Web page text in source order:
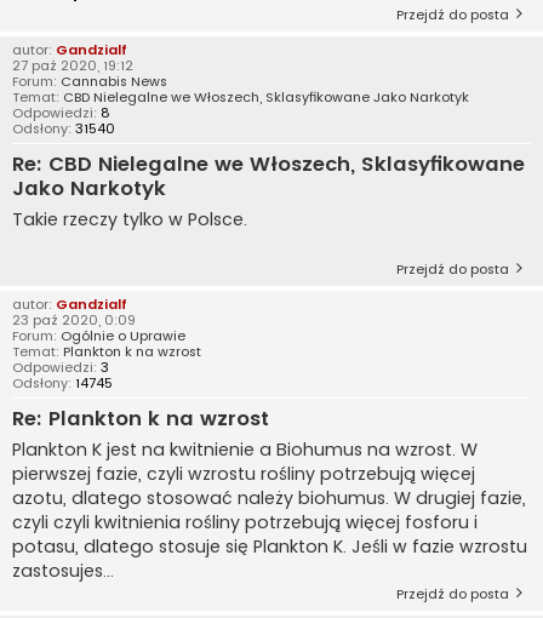
Przejdź do posta
autor: Gandzialf
27 paź 2020, 19:12
Forum: Cannabis News
Temat: CBD Nielegalne we Włoszech, Sklasyfikowane Jako Narkotyk
Odpowiedzi: 8
Odsłony: 31540
Re: CBD Nielegalne we Włoszech, Sklasyfikowane
Jako Narkotyk
Takie rzeczy tylko w Polsce.
Przejdź do posta
autor: Gandzialf
23 paź 2020, 0:09
Forum: Ogólnie o Uprawie
Temat: Plankton k na wzrost
Odpowiedzi: 3
Odsłony: 14745
Re: Plankton k na wzrost
Plankton K jest na kwitnienie a Biohumus na wzrost. W
pierwszej fazie, czyli wzrostu rośliny potrzebują więcej
azotu, dlatego stosować należy biohumus. W drugiej fazie,
czyli czyli kwitnienia rośliny potrzebują więcej fosforu i
potasu, dlatego stosuje się Plankton K. Jeśli w fazie wzrostu
zastosujes...
Przejdź do posta